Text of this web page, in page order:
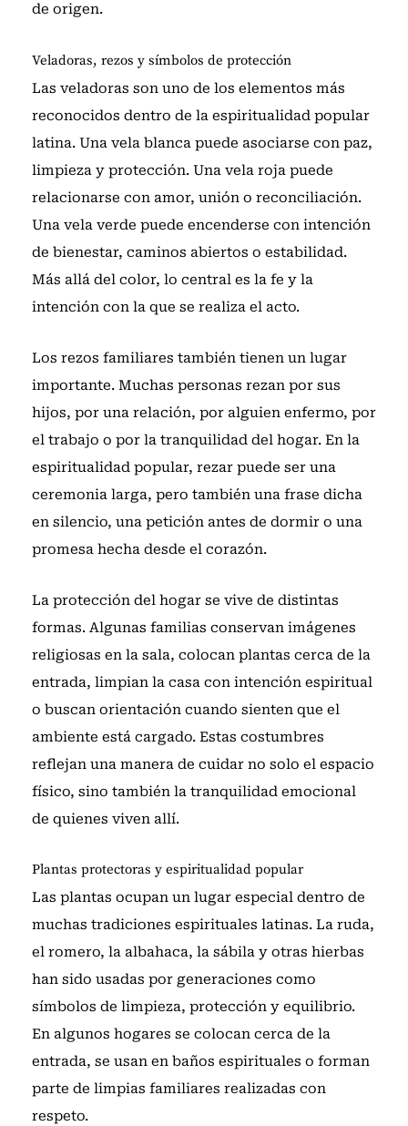
de origen.
Veladoras, rezos y símbolos de protección
Las veladoras son uno de los elementos más
reconocidos dentro de la espiritualidad popular
latina. Una vela blanca puede asociarse con paz,
limpieza y protección. Una vela roja puede
relacionarse con amor, unión o reconciliación.
Una vela verde puede encenderse con intención
de bienestar, caminos abiertos o estabilidad.
Más allá del color, lo central es la fe y la
intención con la que se realiza el acto.
Los rezos familiares también tienen un lugar
importante. Muchas personas rezan por sus
hijos, por una relación, por alguien enfermo, por
el trabajo o por la tranquilidad del hogar. En la
espiritualidad popular, rezar puede ser una
ceremonia larga, pero también una frase dicha
en silencio, una petición antes de dormir o una
promesa hecha desde el corazón.
La protección del hogar se vive de distintas
formas. Algunas familias conservan imágenes
religiosas en la sala, colocan plantas cerca de la
entrada, limpian la casa con intención espiritual
o buscan orientación cuando sienten que el
ambiente está cargado. Estas costumbres
reflejan una manera de cuidar no solo el espacio
físico, sino también la tranquilidad emocional
de quienes viven allí.
Plantas protectoras y espiritualidad popular
Las plantas ocupan un lugar especial dentro de
muchas tradiciones espirituales latinas. La ruda,
el romero, la albahaca, la sábila y otras hierbas
han sido usadas por generaciones como
símbolos de limpieza, protección y equilibrio.
En algunos hogares se colocan cerca de la
entrada, se usan en baños espirituales o forman
parte de limpias familiares realizadas con
respeto.